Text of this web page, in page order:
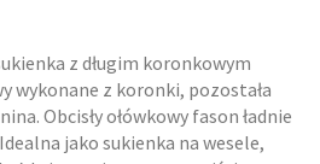
z długim koronkowym
wykonane z koronki, pozostała
Obcisły ołówkowy fason ładnie
jako sukienka na wesele,